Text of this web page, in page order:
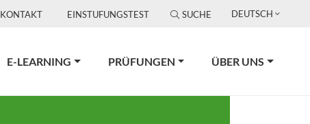
KONTAKT EINSTUFUNGSTEST SUCHE DEUTSCH
E-LEARNING PRÜFUNGEN ÜBER UNS